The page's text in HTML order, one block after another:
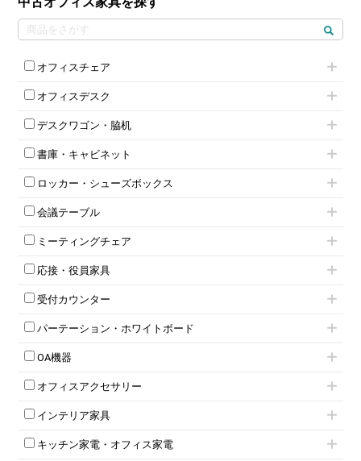
オフィスチェア
肘無しチェア
役員チェア
高級チェア（多機能チェア）
オフィスチェアその他
オフィスデスク
フリーアドレスデスク（ベンチデスク）
昇降デスク
オフィスデスクその他
両袖机
デスクワゴン・脇机
インワゴン2段
インワゴン3段
脇机
ワゴンその他
書庫・キャビネット
ハイキャビネット
ローキャビネット
両開きキャビネット
スチールキャビネット
上下連結キャビネット
軽量ラック（スチールラック）
収納家具その他
両開書庫
ラテラル書庫
ロッカー・シューズボックス
1人用ロッカー
2人用ロッカー
3人用ロッカー
4人用ロッカー
5人用ロッカー
8人用ロッカー
多人数ロッカー
ダイヤル錠ロッカー
ダイヤル錠ロッカー
ワードローブ・クローゼット
会議テーブル
スタッキングテーブル
ネスティングテーブル
幕板付テーブル
カウンターテーブル
T字脚テーブル
会議テーブルW1200～
会議テーブルW1800～
平行スタックテーブル
会議テーブルその他
ミーティングチェア
キャスター付きミーティングチェア
スタッキングミーティングチェア
テーブル付きミーティングチェア
ネスティングミーティングチェア
折りたたみミーティングチェア
ハイチェア
ミーティングチェアその他
応接・役員家具
応接セット
応接ソファ
応接チェア
応接テーブル
応接・役員家具その他
受付カウンター
ローカウンター
ラウンジカウンター
受付カウンターその他
パーテーション・ホワイトボード
パーテーション
自立タイプパーテーション
パーテーションその他
脚付ホワイトボード
壁掛けホワイトボード
ホワイトボードその他
OA機器
電話機（ビジネスフォン）
シュレッダー
プロジェクター
スクリーン
オフィスアクセサリー
チェア用台車
演台・講演台・演説台
防音パネル
個室ブース
インテリア家具
モールドチェア
ダイニングチェア
キッチン家電・オフィス家電